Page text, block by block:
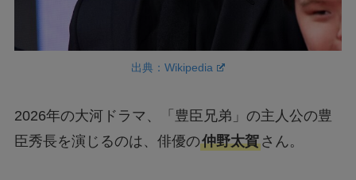
出典：Wikipedia
2026年の大河ドラマ、「豊臣兄弟」の主人公の豊
臣秀長を演じるのは、俳優の仲野太賀さん。